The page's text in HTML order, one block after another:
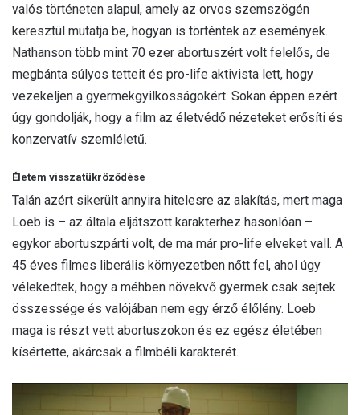
valós történeten alapul, amely az orvos szemszögén
keresztül mutatja be, hogyan is történtek az események.
Nathanson több mint 70 ezer abortuszért volt felelős, de
megbánta súlyos tetteit és pro-life aktivista lett, hogy
vezekeljen a gyermekgyilkosságokért. Sokan éppen ezért
úgy gondolják, hogy a film az életvédő nézeteket erősíti és
konzervatív szemléletű.
Életem visszatükröződése
Talán azért sikerült annyira hitelesre az alakítás, mert maga
Loeb is – az általa eljátszott karakterhez hasonlóan –
egykor abortuszpárti volt, de ma már pro-life elveket vall. A
45 éves filmes liberális környezetben nőtt fel, ahol úgy
vélekedtek, hogy a méhben növekvő gyermek csak sejtek
összessége és valójában nem egy érző élőlény. Loeb
maga is részt vett abortuszokon és ez egész életében
kísértette, akárcsak a filmbéli karakterét.